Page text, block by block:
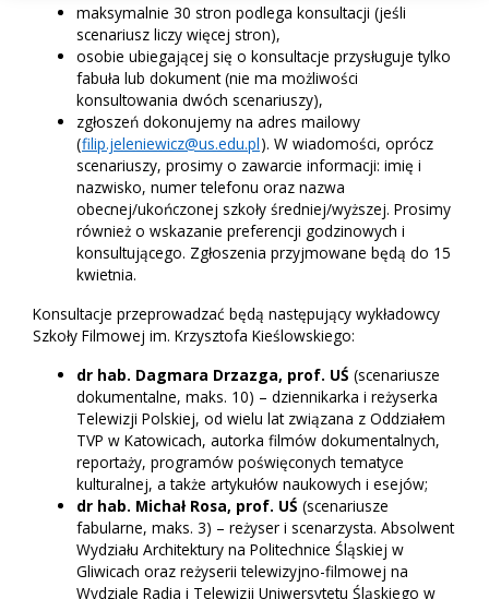
maksymalnie 30 stron podlega konsultacji (jeśli
scenariusz liczy więcej stron),
osobie ubiegającej się o konsultacje przysługuje tylko
fabuła lub dokument (nie ma możliwości
konsultowania dwóch scenariuszy),
zgłoszeń dokonujemy na adres mailowy
(filip.jeleniewicz@us.edu.pl). W wiadomości, oprócz
scenariuszy, prosimy o zawarcie informacji: imię i
nazwisko, numer telefonu oraz nazwa
obecnej/ukończonej szkoły średniej/wyższej. Prosimy
również o wskazanie preferencji godzinowych i
konsultującego. Zgłoszenia przyjmowane będą do 15
kwietnia.
Konsultacje przeprowadzać będą następujący wykładowcy
Szkoły Filmowej im. Krzysztofa Kieślowskiego:
dr hab. Dagmara Drzazga, prof. UŚ (scenariusze
dokumentalne, maks. 10) – dziennikarka i reżyserka
Telewizji Polskiej, od wielu lat związana z Oddziałem
TVP w Katowicach, autorka filmów dokumentalnych,
reportaży, programów poświęconych tematyce
kulturalnej, a także artykułów naukowych i esejów;
dr hab. Michał Rosa, prof. UŚ (scenariusze
fabularne, maks. 3) – reżyser i scenarzysta. Absolwent
Wydziału Architektury na Politechnice Śląskiej w
Gliwicach oraz reżyserii telewizyjno-filmowej na
Wydziale Radia i Telewizji Uniwersytetu Śląskiego w